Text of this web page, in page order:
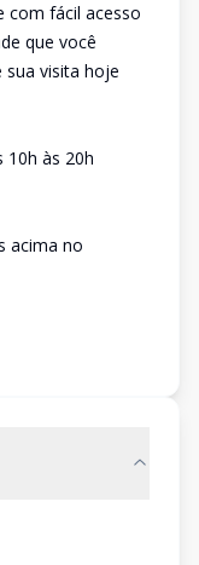
com fácil acesso
que você
sua visita hoje
10h às 20h
acima no